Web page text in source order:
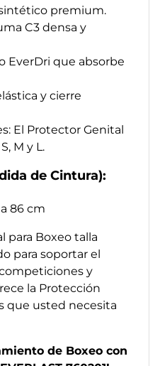
premium.
C3 densa y
EverDri que absorbe
y cierre
El Protector Genital
M y L.
de Cintura):
86 cm
para Boxeo talla
para soportar el
y
la Protección
que usted necesita
de Boxeo con